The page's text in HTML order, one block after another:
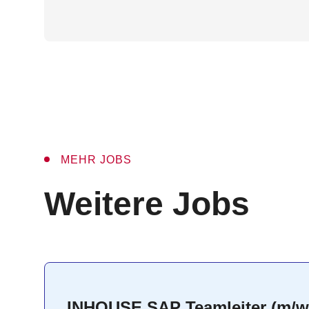
MEHR JOBS
:
Weitere Jobs